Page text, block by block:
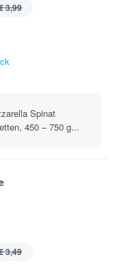
3,99
Spinat
450 – 750 g...
3,49